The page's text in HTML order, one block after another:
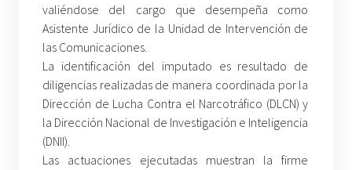
valiéndose del cargo que desempeña como
Asistente Jurídico de la Unidad de Intervención de
las Comunicaciones.
La identificación del imputado es resultado de
diligencias realizadas de manera coordinada por la
Dirección de Lucha Contra el Narcotráfico (DLCN) y
la Dirección Nacional de Investigación e Inteligencia
(DNII).
Las actuaciones ejecutadas muestran la firme